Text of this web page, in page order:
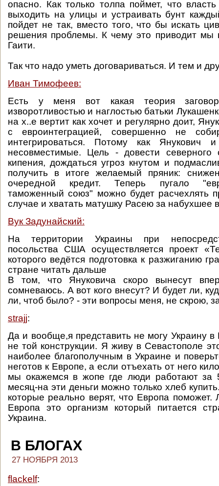
опасно. Как только толпа поймет, что
выходить на улицы и устраивать бунт
пойдет не так, вместо того, что бы искать
решения проблемы. К чему это приводит мы
Гаити.
Так что надо уметь договариваться. И тем и
Иван Тимофеев:
Есть у меня вот какая теория
изворотливостью и наглостью батьки
на х..е вертит как хочет и регулярно доит,
с евроинтеграцией, совершенно не
интегрироваться. Потому как
несовместимые. Цель - довести северного
кипения, дождаться угроз кнутом и
получить в итоге желаемый пряник:
очередной кредит. Теперь пугало
таможенный союз" можно будет расчехлять
случае и хватать матушку Расею за набухшее
Вук Задунайский:
На территории Украины при
посольства США осуществляется проект
которого ведётся подготовка к разжиганию
стране читать дальше
В том, что Януковича скоро вынесут
сомневаюсь. А вот кого внесут? И будет ли,
ли, чтоб было? - эти вопросы меня, не скрою,
strajj:
Да и вообще,я представить не могу Украину в
не той конструкции. Я живу в Севастополе
наиболее благополучным в Украине и
неготов к Европе, а если отъехать от него
мы окажемся в жопе где люди работают за
месяц-на эти деньги можно только хлеб
которые реально верят, что Европа
Европа это организм который питается
Украина.
В БЛОГАХ
27 НОЯБРЯ 2013
flackelf: